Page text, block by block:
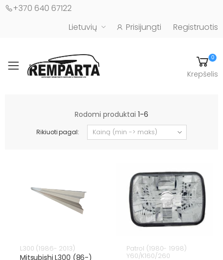
+370 640 67122
Lietuvių
Prisijungti Registruotis
Toggle mobile menu
0
Krepšelis
Rodomi produktai 1-6
Rikiuoti pagal:
L300 (1986- 2013)
Mitsubishi L300 (86-)
Patrol (1980- 1998)
Y60/K160/260